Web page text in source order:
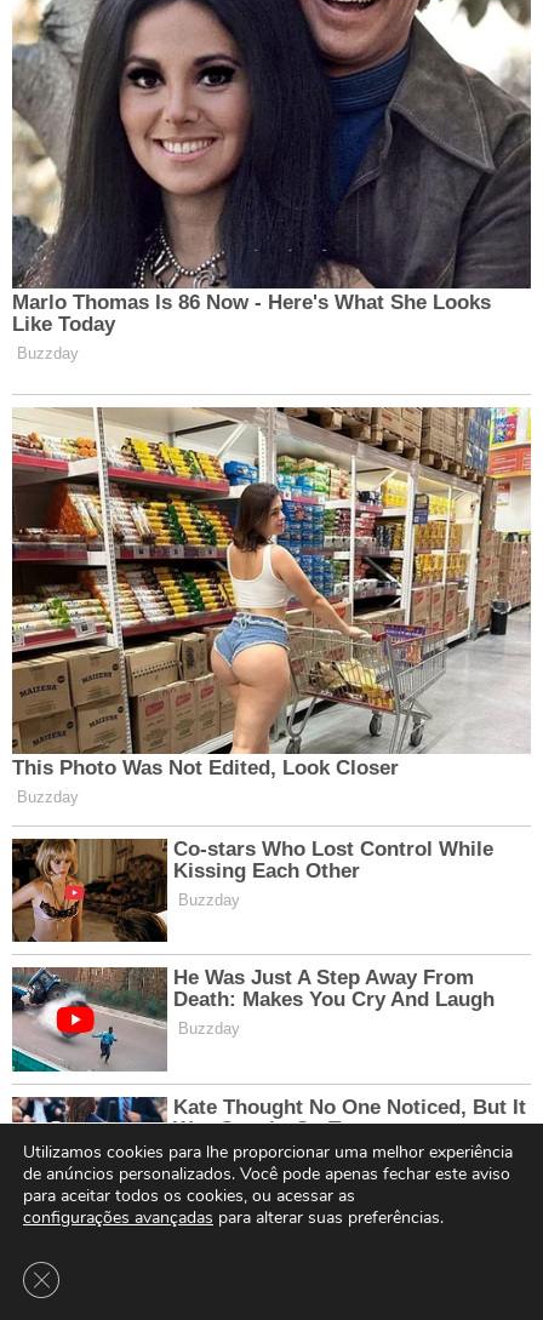
Utilizamos cookies para lhe proporcionar uma melhor experiência
de anúncios personalizados. Você pode apenas fechar este aviso
para aceitar todos os cookies, ou acessar as
configurações avançadas para alterar suas preferências.
Close GDPR Cookie Banner